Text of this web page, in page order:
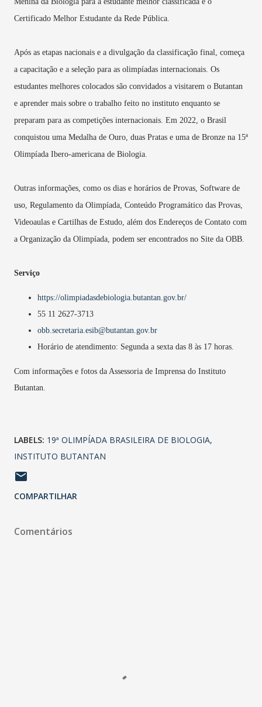
Certificado Melhor Estudante da Rede Pública.
Após as etapas nacionais e a divulgação da classificação final, começa
a capacitação e a seleção para as olimpíadas internacionais. Os
estudantes melhores colocados são convidados a visitarem o Butantan
e aprender mais sobre o trabalho feito no instituto enquanto se
preparam para as competições internacionais. Em 2022, o Brasil
conquistou uma Medalha de Ouro, duas Pratas e uma de Bronze na 15ª
Olimpíada Ibero-americana de Biologia.
Outras informações, como os dias e horários de Provas, Software de
uso, Regulamento da Olimpíada, Conteúdo Programático das Provas,
Videoaulas e Cartilhas de Estudo, além dos Endereços de Contato com
a Organização da Olimpíada, podem ser encontrados no Site da OBB.
Serviço
https://olimpiadasdebiologia.butantan.gov.br/
55 11 2627-3713
obb.secretaria.esib@butantan.gov.br
Horário de atendimento: Segunda a sexta das 8 às 17 horas.
Com informações e fotos da Assessoria de Imprensa do Instituto
Butantan.
LABELS: 19ª OLIMPÍADA BRASILEIRA DE BIOLOGIA
INSTITUTO BUTANTAN
COMPARTILHAR
Comentários